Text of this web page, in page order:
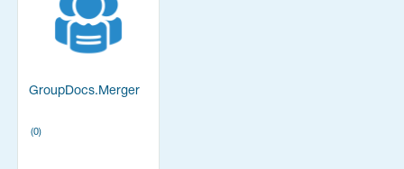
GroupDocs.Merger
(0)